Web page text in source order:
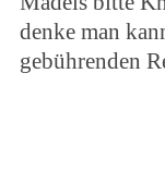
denke man
gebührenden